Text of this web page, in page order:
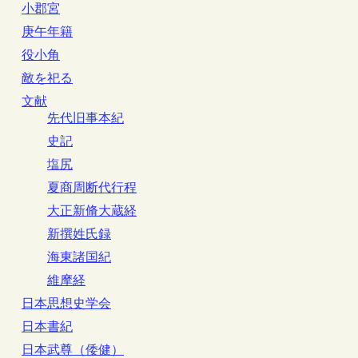
小郡宮
庚午年籍
役小角
敵を祀る
文献
先代旧事本紀
史記
塩尻
夏商周断代行程
大正新脩大蔵経
新撰姓氏録
海東諸国紀
維摩経
日本思想史学会
日本書紀
日本武尊（倭健）